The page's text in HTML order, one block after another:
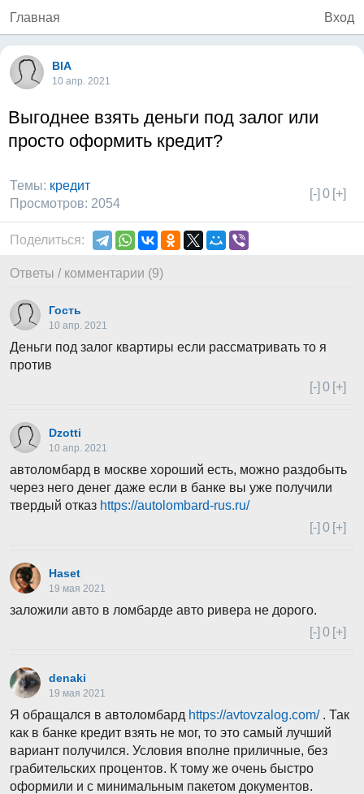
Главная Вход
BlA
10 апр. 2021
Выгоднее взять деньги под залог или
просто оформить кредит?
[-] 0 [+]
Темы: кредит
Просмотров: 2054
Поделиться:
Ответы / комментарии (9)
Гость
10 апр. 2021
Деньги под залог квартиры если рассматривать то я
против
[-] 0 [+]
Dzotti
10 апр. 2021
автоломбард в москве хороший есть, можно раздобыть
через него денег даже если в банке вы уже получили
твердый отказ https://autolombard-rus.ru/
[-] 0 [+]
Haset
19 мая 2021
заложили авто в ломбарде авто ривера не дорого.
[-] 0 [+]
denaki
19 мая 2021
Я обращался в автоломбард https://avtovzalog.com/. Так
как в банке кредит взять не мог, то это самый лучший
вариант получился. Условия вполне приличные, без
грабительских процентов. К тому же очень быстро
оформили и с минимальным пакетом документов.